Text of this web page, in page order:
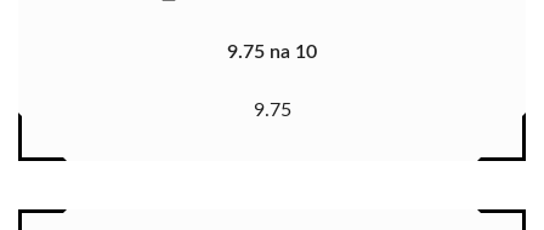
9.75 na 10
9.75